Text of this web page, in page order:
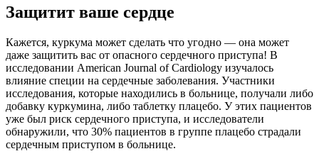
Защитит ваше сердце
Кажется, куркума может сделать что угодно — она может
даже защитить вас от опасного сердечного приступа! В
исследовании American Journal of Cardiology изучалось
влияние специи на сердечные заболевания. Участники
исследования, которые находились в больнице, получали либо
добавку куркумина, либо таблетку плацебо. У этих пациентов
уже был риск сердечного приступа, и исследователи
обнаружили, что 30% пациентов в группе плацебо страдали
сердечным приступом в больнице.